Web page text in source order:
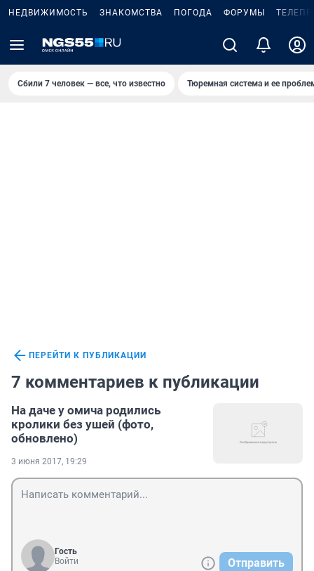
НЕДВИЖИМОСТЬ ЗНАКОМСТВА ПОГОДА ФОРУМЫ
Сбили 7 человек — все, что известно Тюремная система и ее
ПЕРЕЙТИ К ПУБЛИКАЦИИ
7 комментариев к публикации
На даче у омича родились
кролики без ушей (фото,
обновлено)
3 июня 2017, 19:29
Гость
Войти
Отправить